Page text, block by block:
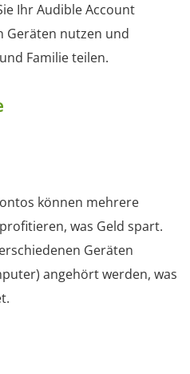
Ihr Audible Account
Geräten nutzen und
Familie teilen.
können mehrere
was Geld spart.
Geräten
angehört werden, was